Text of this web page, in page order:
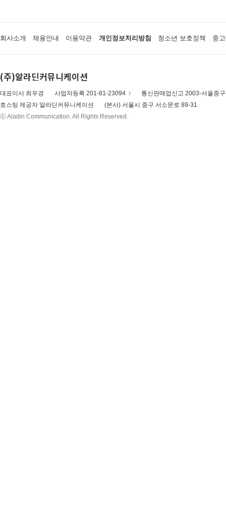
회사소개 채용안내 이용약관 개인정보처리방침 청소년 보호정책 중
(주)알라딘커뮤니케이션
대표이사 최우경 사업자등록 201-81-23094
통신판매업신고 2003-서울중
호스팅 제공자 알라딘커뮤니케이션
(본사) 서울시 중구 서소문로 89-31
ⓒ Aladin Communication. All Rights Reserved.